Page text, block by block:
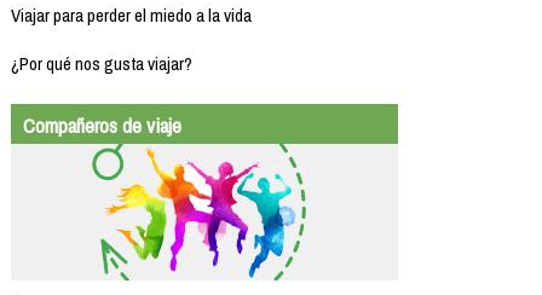
Viajar para perder el miedo a la vida
¿Por qué nos gusta viajar?
Compañeros de viaje